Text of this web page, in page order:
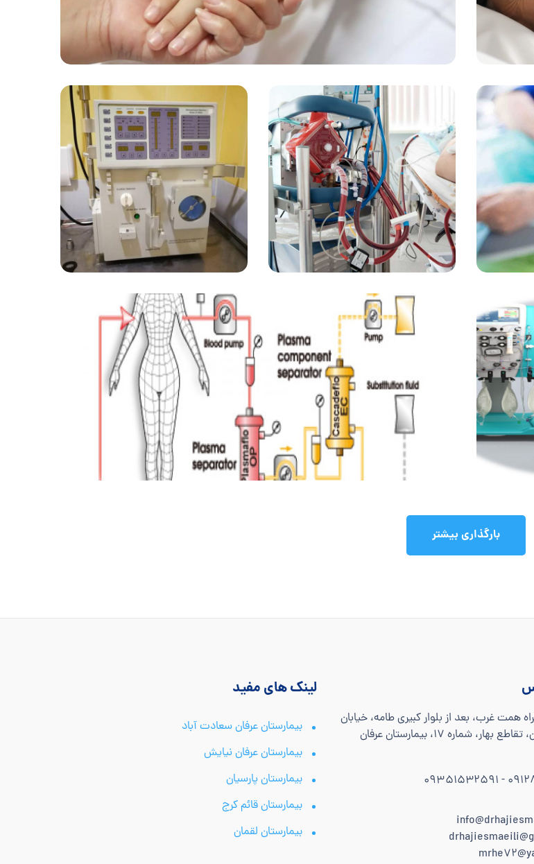
هموپرفیوژن
خدمات
اکمو (ECMO)
خدمات
پلاسما فرز
خدمات
بارگذاری بیشتر
همت غرب، بعد از بلوار کبیری طامه، خیابان
امام حسین، تقاطع بهار، شماره 17، بیمارستان عرفان
لینک های مفید
بیمارستان عرفان سعادت آباد
بیمارستان عرفان نیایش
بیمارستان پارسیان
بیمارستان قائم کرج
بیمارستان لقمان